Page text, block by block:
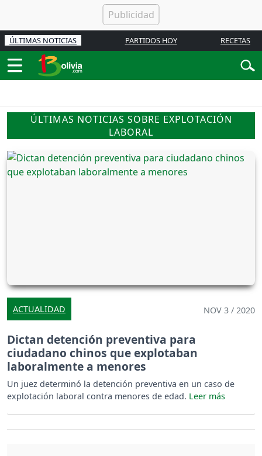
ÚLTIMAS NOTICIAS PARTIDOS HOY RECETAS
ÚLTIMAS NOTICIAS SOBRE EXPLOTACIÓN
LABORAL
ACTUALIDAD NOV 3 / 2020
Dictan detención preventiva para
ciudadano chinos que explotaban
laboralmente a menores
Un juez determinó la detención preventiva en un caso de
explotación laboral contra menores de edad.